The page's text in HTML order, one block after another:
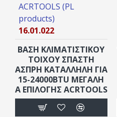
ACRTOOLS (PL
products)
16.01.022
ΒΑΣΗ ΚΛΙΜΑΤΙΣΤΙΚΟΥ
ΤΟΙΧΟΥ ΣΠΑΣΤΗ
ΑΣΠΡΗ ΚΑΤΑΛΛΗΛΗ ΓΙΑ
15-24000BTU ΜΕΓΑΛΗ
Α ΕΠΙΛΟΓΗΣ ACRTOOLS